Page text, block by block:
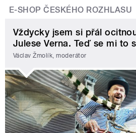
E-SHOP ČESKÉHO ROZHLASU
Vždycky jsem si přál
Julese Verna. Teď se mi to
Václav Žmolík, moderátor